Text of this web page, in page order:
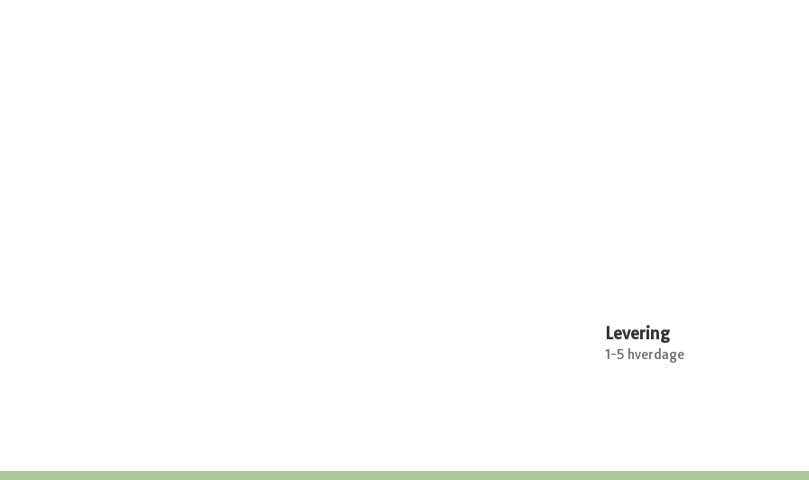
Levering
1-5 hverdage